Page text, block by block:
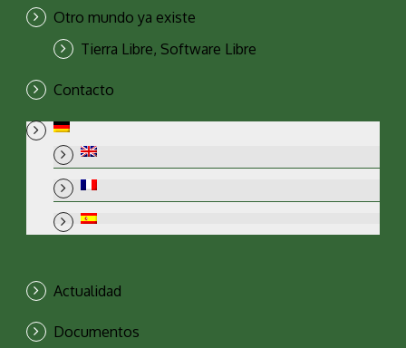
Otro mundo ya existe
Tierra Libre, Software Libre
Contacto
Actualidad
Documentos